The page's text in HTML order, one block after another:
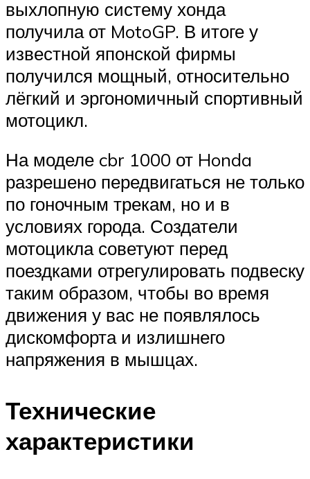
выхлопную систему хонда
получила от MotoGP. В итоге у
известной японской фирмы
получился мощный, относительно
лёгкий и эргономичный спортивный
мотоцикл.
На моделе cbr 1000 от Honda
разрешено передвигаться не только
по гоночным трекам, но и в
условиях города. Создатели
мотоцикла советуют перед
поездками отрегулировать подвеску
таким образом, чтобы во время
движения у вас не появлялось
дискомфорта и излишнего
напряжения в мышцах.
Технические
характеристики